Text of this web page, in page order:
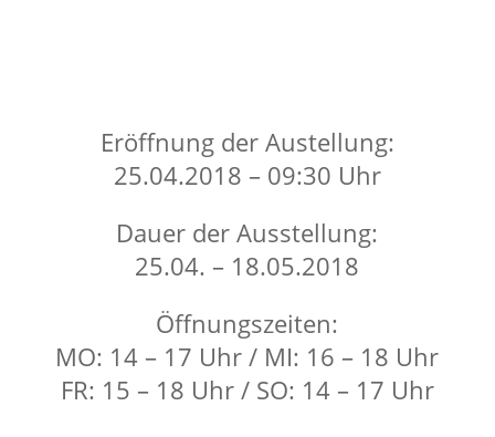
Eröffnung der Austellung:
25.04.2018 – 09:30 Uhr
Dauer der Ausstellung:
25.04. – 18.05.2018
Öffnungszeiten:
MO: 14 – 17 Uhr / MI: 16 – 18 Uhr
FR: 15 – 18 Uhr / SO: 14 – 17 Uhr